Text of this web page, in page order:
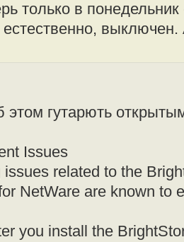
только в
естественно,
этом гутарють
Issues
issues related to the
NetWare are known to
you install the